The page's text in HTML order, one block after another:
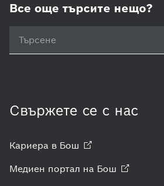
Все още търсите нещо?
Свържете се с нас
Кариера в Бош
Медиен портал на Бош